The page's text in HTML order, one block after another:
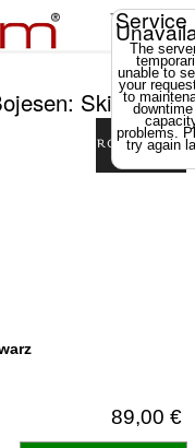
Service
The
unable to
your
to
problems.
try again
Skiläufer
89,00 €